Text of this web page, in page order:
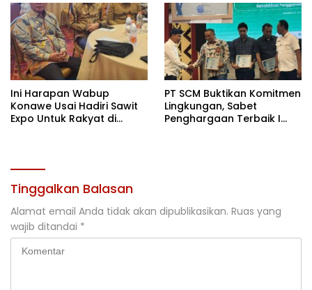
Ini Harapan Wabup
Konawe Usai Hadiri Sawit
Expo Untuk Rakyat di
PT SCM Buktikan Komitmen
Lingkungan, Sabet
Penghargaan Terbaik I
Tinggalkan Balasan
Alamat email Anda tidak akan dipublikasikan. Ruas yang
wajib ditandai *